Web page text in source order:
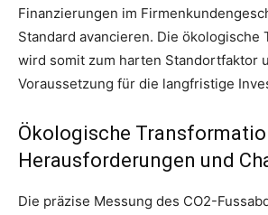
Finanzierungen im
Standard avancieren. Die ökologische
wird somit zum harten Standortfaktor
Voraussetzung für die langfristige
Ökologische
Herausforderungen und
Die präzise Messung des CO2-